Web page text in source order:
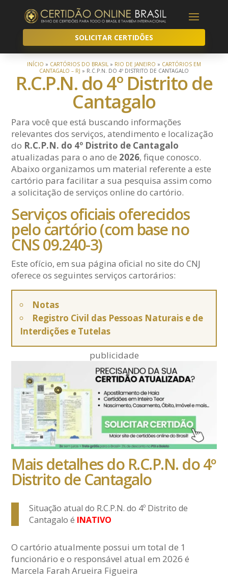
SOLICITAR CERTIDÕES
INÍCIO » CARTÓRIOS DO BRASIL » RIO DE JANEIRO » CARTÓRIOS EM
CANTAGALO – RJ » R.C.P.N. DO 4º DISTRITO DE CANTAGALO
R.C.P.N. do 4º Distrito de
Cantagalo
Para você que está buscando informações
relevantes dos serviços, atendimento e localização
do R.C.P.N. do 4º Distrito de Cantagalo
atualizadas para o ano de 2026, fique conosco.
Abaixo organizamos um material referente a este
cartório para facilitar a sua pesquisa assim como
a solicitação de serviços online do cartório.
Serviços oficiais oferecidos
pelo cartório (com base no
CNS 09.240-3)
Este ofício, em sua página oficial no site do CNJ
oferece os seguintes serviços cartorários:
Notas
Registro Civil das Pessoas Naturais e de
Interdições e Tutelas
publicidade
Mais detalhes do R.C.P.N. do 4º
Distrito de Cantagalo
Situação atual do R.C.P.N. do 4º Distrito de
Cantagalo é INATIVO
O cartório atualmente possui um total de 1
funcionário e o responsável atual em 2026 é
Marcela Farah Arueira Figueira